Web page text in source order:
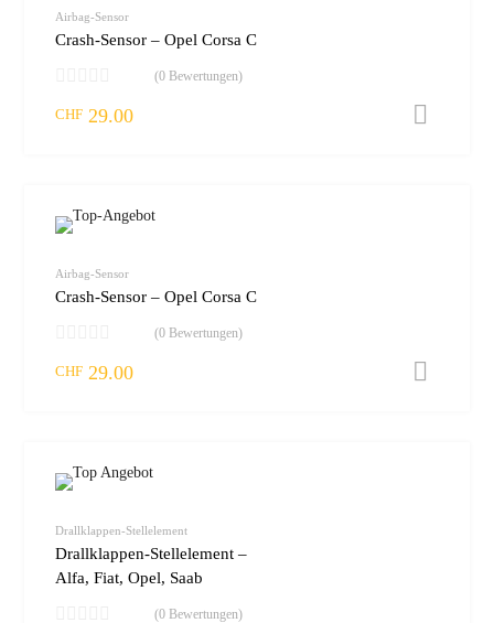
Airbag-Sensor
Crash-Sensor – Opel Corsa C
(0 Bewertungen)
CHF 29.00
Airbag-Sensor
Crash-Sensor – Opel Corsa C
(0 Bewertungen)
CHF 29.00
Drallklappen-Stellelement
Drallklappen-Stellelement –
Alfa, Fiat, Opel, Saab
(0 Bewertungen)